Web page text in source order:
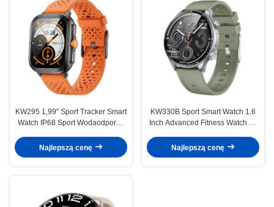
KW295 1,99" Sport Tracker Smart
Watch IP68 Sport Wodaodporny
Najlepszą cenę
KW330B Sport Smart Watch 1.6
Inch Advanced Fitness Watch do
Najlepszą cenę